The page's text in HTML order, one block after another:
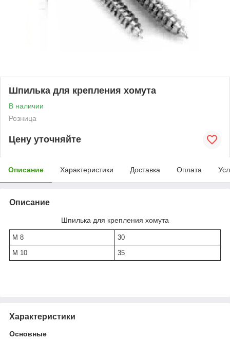
Шпилька для крепления хомута
В наличии
Розница
Цену уточняйте
Описание Характеристики Доставка Оплата
Описание
Шпилька для крепления хомута
М 8
30
М 10
35
Характеристики
Основные